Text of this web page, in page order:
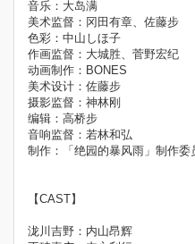
音乐：大岛满
美术监督：冈田有章、佐藤步
色彩：中山しほ子
作画监督：大城胜、菅野宏纪
动画制作：BONES
美术设计：佐藤步
摄影监督：神林刚
编辑：高桥步
音响监督：若林和弘
制作：「绝园的暴风雨」制作委
【CAST】
泷川吉野：内山昂辉